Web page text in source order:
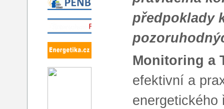
předpoklady
Monitoring a
efektivní a